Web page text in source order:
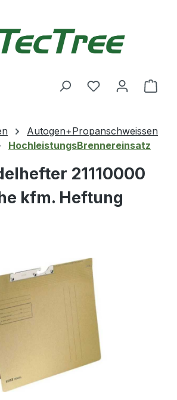
Du hast 0
Autogen+Propanschweissen
HochleistungsBrennereinsatz
21110000
kfm. Heftung